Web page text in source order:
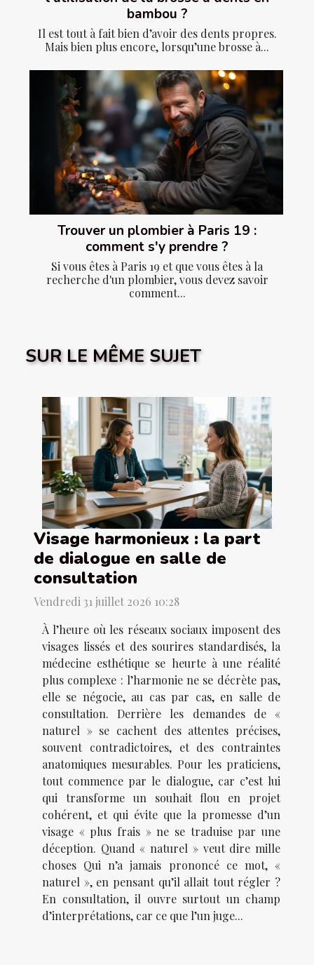
bambou ?
Il est tout à fait bien d’avoir des dents propres.
Mais bien plus encore, lorsqu’une brosse à...
Trouver un plombier à Paris 19 :
comment s'y prendre ?
Si vous êtes à Paris 19 et que vous êtes à la
recherche d'un plombier, vous devez savoir
comment...
SUR LE MÊME SUJET
Visage harmonieux : la part
de dialogue en salle de
consultation
Vendredi 31 juillet 2026 10:28
À l’heure où les réseaux sociaux imposent des
visages lissés et des sourires standardisés, la
médecine esthétique se heurte à une réalité
plus complexe : l’harmonie ne se décrète pas,
elle se négocie, au cas par cas, en salle de
consultation. Derrière les demandes de «
naturel » se cachent des attentes précises,
souvent contradictoires, et des contraintes
anatomiques mesurables. Pour les praticiens,
tout commence par le dialogue, car c’est lui
qui transforme un souhait flou en projet
cohérent, et qui évite que la promesse d’un
visage « plus frais » ne se traduise par une
déception. Quand « naturel » veut dire mille
choses Qui n’a jamais prononcé ce mot, «
naturel », en pensant qu’il allait tout régler ?
En consultation, il ouvre surtout un champ
d’interprétations, car ce que l’un juge...